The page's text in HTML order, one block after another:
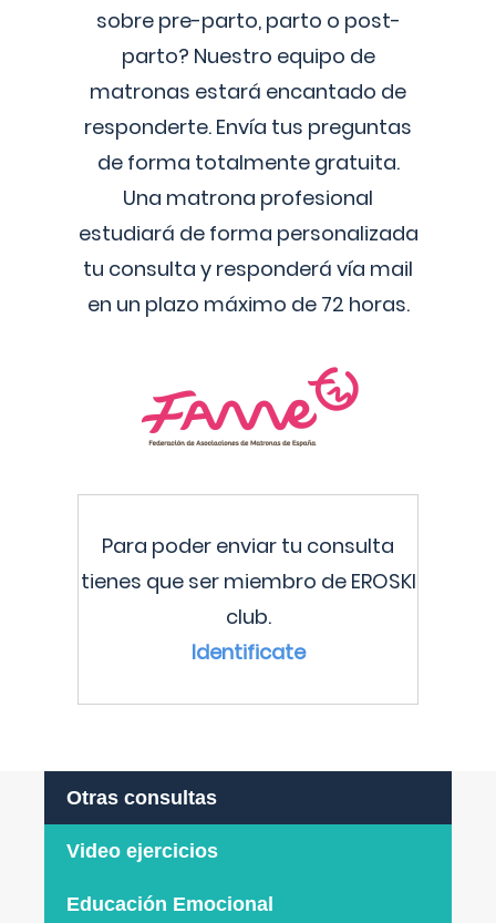
sobre pre-parto, parto o post-
parto? Nuestro equipo de
matronas estará encantado de
responderte. Envía tus preguntas
de forma totalmente gratuita.
Una matrona profesional
estudiará de forma personalizada
tu consulta y responderá vía mail
en un plazo máximo de 72 horas.
Para poder enviar tu consulta
tienes que ser miembro de EROSKI
club.
Identificate
Otras consultas
Video ejercicios
Educación Emocional